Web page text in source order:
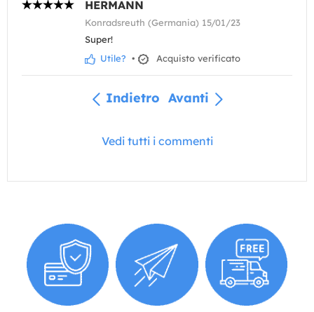
HERMANN
Konradsreuth (Germania) 15/01/23
Super!
Utile? • Acquisto verificato
Indietro Avanti
Vedi tutti i commenti